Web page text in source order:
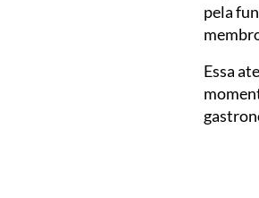
pela
Essa